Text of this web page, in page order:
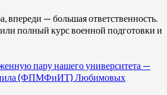
впереди — большая ответственность.
полный курс военной подготовки и
пару нашего университета —
(ФПМФиИТ) Любимовых